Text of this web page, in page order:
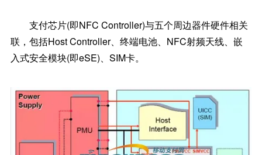
支付芯片(即NFC Controller)与五个周边器件硬件相关
联，包括Host Controller、终端电池、NFC射频天线、嵌
入式安全模块(即eSE)、SIM卡。